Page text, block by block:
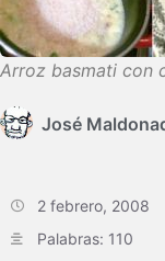
Arroz basmati con
José
2 febrero, 2008
Palabras: 110